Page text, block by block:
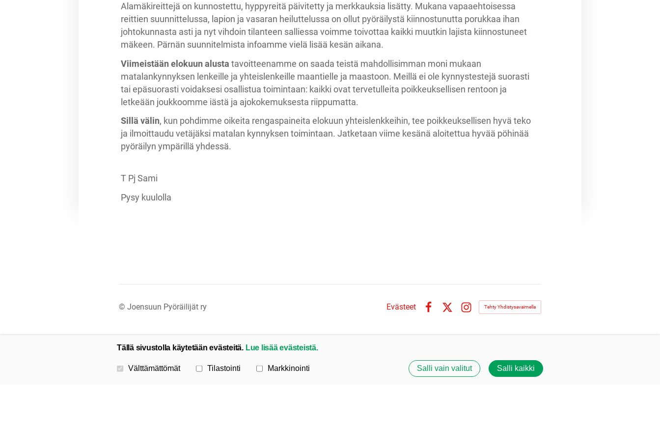
Alamäkireittejä on kunnostettu, hyppyreitä päivitetty ja merkkauksia lisätty. Mukana vapaaehtoisessa
reittien suunnittelussa, lapion ja vasaran heiluttelussa on ollut pyöräilystä kiinnostunutta porukkaa ihan
johtokunnasta asti ja nyt vihdoin tilanteen salliessa voimme toivottaa kaikki muutkin lajista kiinnostuneet
mäkeen. Pärnän suunnitelmista infoamme vielä lisää kesän aikana.
Viimeistään elokuun alusta tavoitteenamme on saada teistä mahdollisimman moni mukaan
matalankynnyksen lenkeille ja yhteislenkeille maantielle ja maastoon. Meillä ei ole kynnystestejä suorasti
tai epäsuorasti voidaksesi osallistua toimintaan: kaikki ovat tervetulleita poikkeuksellisen rentoon ja
letkeään joukkoomme iästä ja ajokokemuksesta riippumatta.
Sillä välin, kun pohdimme oikeita rengaspaineita elokuun yhteislenkkeihin, tee poikkeuksellisen hyvä teko
ja ilmoittaudu vetäjäksi matalan kynnyksen toimintaan. Jatketaan viime kesänä aloitettua hyvää pöhinää
pyöräilyn ympärillä yhdessä.
T Pj Sami
Pysy kuulolla
© Joensuun Pyöräilijät ry
Evästeet
Instagram
Tehty Yhdistysavaimella
Tällä sivustolla käytetään evästeitä. Lue lisää evästeistä.
Valitse käytettävät evästeet
Välttämättömät Tilastointi Markkinointi Salli vain valitut Salli kaikki